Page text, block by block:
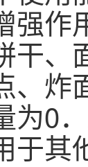
作
干、
、炸
为0
于其